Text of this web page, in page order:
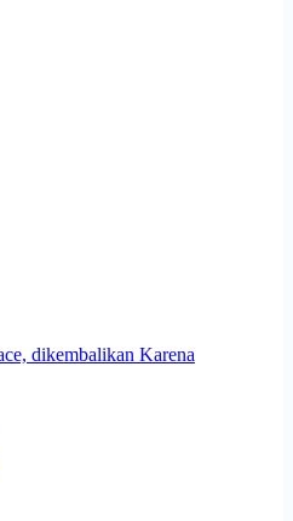
dikembalikan Karena